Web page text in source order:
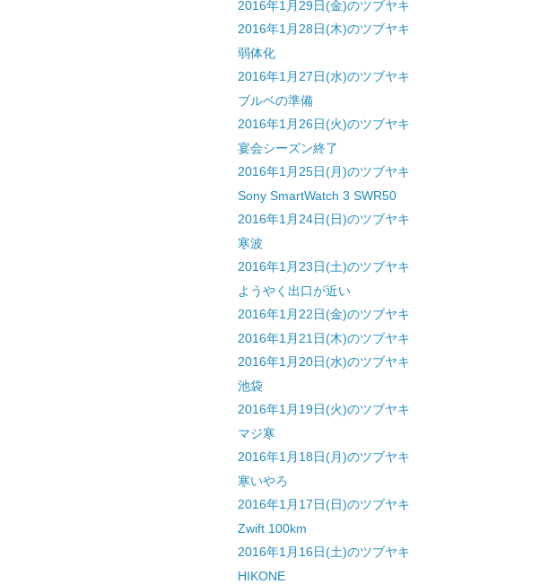
2016年1月29日(金)のツブヤキ
2016年1月28日(木)のツブヤキ
弱体化
2016年1月27日(水)のツブヤキ
ブルベの準備
2016年1月26日(火)のツブヤキ
宴会シーズン終了
2016年1月25日(月)のツブヤキ
Sony SmartWatch 3 SWR50
2016年1月24日(日)のツブヤキ
寒波
2016年1月23日(土)のツブヤキ
ようやく出口が近い
2016年1月22日(金)のツブヤキ
2016年1月21日(木)のツブヤキ
2016年1月20日(水)のツブヤキ
池袋
2016年1月19日(火)のツブヤキ
マジ寒
2016年1月18日(月)のツブヤキ
寒いやろ
2016年1月17日(日)のツブヤキ
Zwift 100km
2016年1月16日(土)のツブヤキ
HIKONE